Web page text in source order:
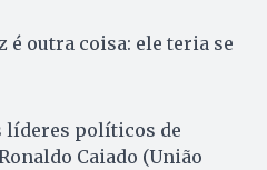
é outra coisa: ele teria se
líderes políticos de
Caiado (União